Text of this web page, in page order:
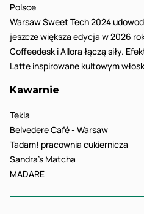
Polsce
Warsaw Sweet Tech 2024
jeszcze większa edycja w 2026
Coffeedesk i Allora łączą siły.
Latte inspirowane kultowym
Kawarnie
Tekla
Belvedere Café - Warsaw
Tadam! pracownia cukiernicza
Sandra’s Matcha
MADARE